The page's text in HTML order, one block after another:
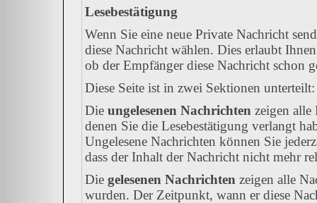
Lesebestätigung
Wenn Sie eine neue Private Nachricht
diese Nachricht wählen. Dies erlaubt
ob der Empfänger diese Nachricht schon
Diese Seite ist in zwei Sektionen
Die ungelesenen Nachrichten zeigen alle
denen Sie die Lesebestätigung verlangt
Ungelesene Nachrichten können Sie
dass der Inhalt der Nachricht nicht mehr
Die gelesenen Nachrichten zeigen alle
wurden. Der Zeitpunkt, wann er diese